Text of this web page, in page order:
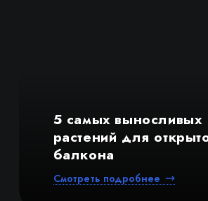
5 самых выносливых
растений для
балкона
Смотреть подробнее